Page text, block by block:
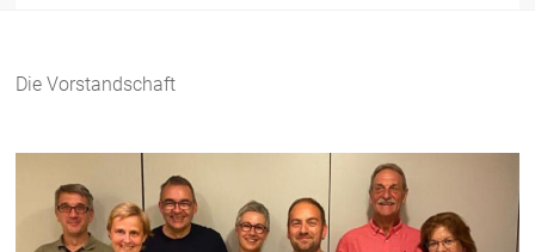
WG
Die Vorstandschaft